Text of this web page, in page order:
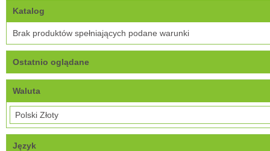
Katalog
Brak produktów spełniających podane warunki
Ostatnio oglądane
Waluta
Język